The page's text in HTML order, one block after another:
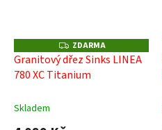
Z
D
A
R
ZDARMA
Granitový dřez Sinks LINEA
780 XC Titanium
Skladem